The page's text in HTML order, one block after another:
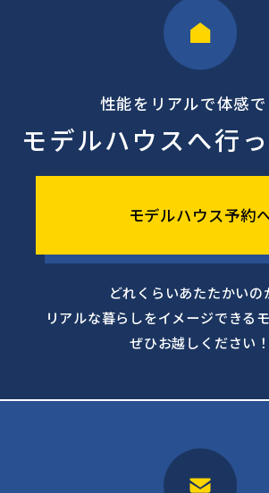
性能をリアルで体感
モデルハウスへ行
モデルハウス予約
どれくらいあたたかいの
リアルな暮らしをイメージできる
ぜひお越しください！